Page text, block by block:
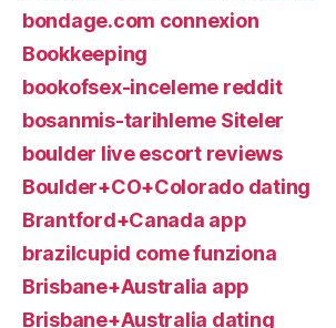
bondage.com connexion
Bookkeeping
bookofsex-inceleme reddit
bosanmis-tarihleme Siteler
boulder live escort reviews
Boulder+CO+Colorado dating
Brantford+Canada app
brazilcupid come funziona
Brisbane+Australia app
Brisbane+Australia dating